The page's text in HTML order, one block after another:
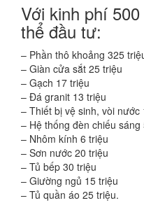
Với kinh phí
thể đầu tư:
– Phần thô khoảng 325
– Giàn cửa sắt 25 triệu
– Gạch 17 triệu
– Đá granit 13 triệu
– Thiết bị vệ sinh, vòi nước
– Hệ thống đèn chiếu sáng
– Nhôm kính 6 triệu
– Sơn nước 20 triệu
– Tủ bếp 30 triệu
– Giường ngủ 15 triệu
– Tủ quần áo 25 triệu.